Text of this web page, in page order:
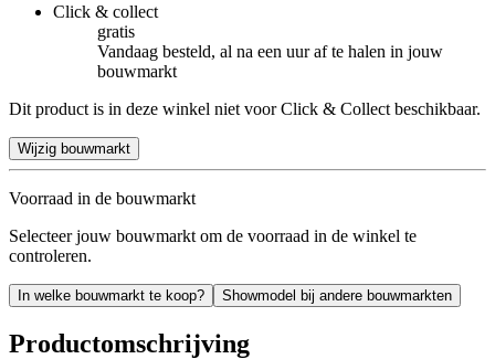
Click & collect
gratis
Vandaag besteld, al na een uur af te halen in jouw
bouwmarkt
Dit product is in deze winkel niet voor Click & Collect beschikbaar.
Wijzig bouwmarkt
Voorraad in de bouwmarkt
Selecteer jouw bouwmarkt om de voorraad in de winkel te
controleren.
In welke bouwmarkt te koop? Showmodel bij andere bouwmarkten
Productomschrijving